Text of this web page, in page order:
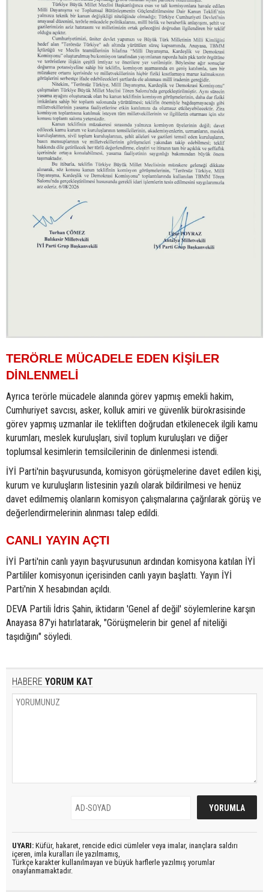
TERÖRLE MÜCADELE EDEN KİŞİLER
DİNLENMELİ
Ayrıca terörle mücadele alanında görev yapmış emekli hakim,
Cumhuriyet savcısı, asker, kolluk amiri ve güvenlik bürokrasisinde
görev yapmış uzmanlar ile tekliften doğrudan etkilenecek ilgili kamu
kurumları, meslek kuruluşları, sivil toplum kuruluşları ve diğer
toplumsal kesimlerin temsilcilerinin de dinlenmesi istendi.
İYİ Parti'nin başvurusunda, komisyon görüşmelerine davet edilen kişi,
kurum ve kuruluşların listesinin yazılı olarak bildirilmesi ve henüz
davet edilmemiş olanların komisyon çalışmalarına çağrılarak görüş ve
değerlendirmelerinin alınması talep edildi.
CANLI YAYIN AÇTI
İYİ Parti'nin canlı yayın başvurusunun ardından komisyona katılan İYİ
Partililer komisyonun içerisinden canlı yayın başlattı. Yayın İYİ
Parti'nin X hesabından açıldı.
DEVA Partili İdris Şahin, iktidarın 'Genel af değil' söylemlerine karşın
Anayasa 87'yi hatırlatarak, "Görüşmelerin bir genel af niteliği
taşıdığını" söyledi.
HABERE YORUM KAT
UYARI: Küfür, hakaret, rencide edici cümleler veya imalar, inançlara saldırı
içeren, imla kuralları ile yazılmamış,
Türkçe karakter kullanılmayan ve büyük harflerle yazılmış yorumlar
onaylanmamaktadır.